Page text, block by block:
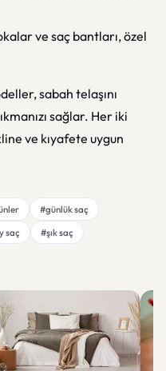
ve saç bantları, özel
sabah telaşını
sağlar. Her iki
ve kıyafete uygun
#günlük saç
saç #şık saç